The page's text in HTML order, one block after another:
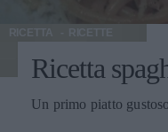
RICETTA
Ricetta
Un primo piatto